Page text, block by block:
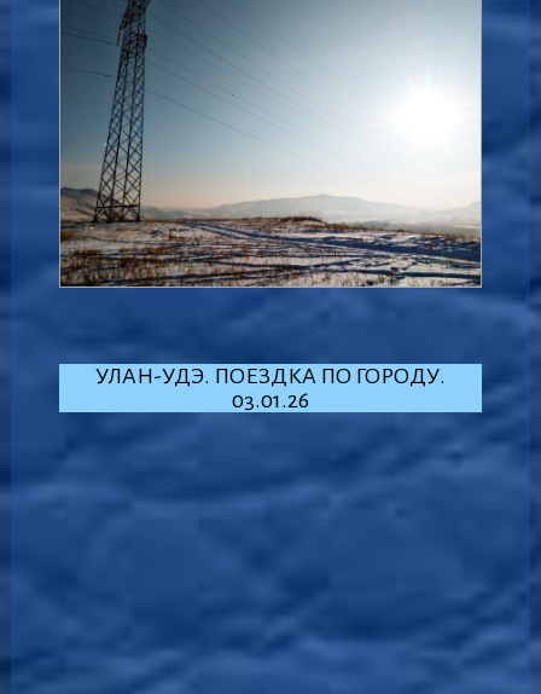
УЛАН-УДЭ. ПОЕЗДКА ПО ГОРОДУ.
03.01.26